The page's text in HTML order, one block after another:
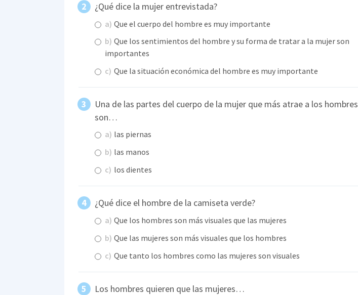
¿Qué dice la mujer entrevistada?
a) Que el cuerpo del hombre es muy importante
b) Que los sentimientos del hombre y su forma de tratar a la mujer son
importantes
c) Que la situación económica del hombre es muy importante
Una de las partes del cuerpo de la mujer que más atrae a los hombres
son…
a) las piernas
b) las manos
c) los dientes
¿Qué dice el hombre de la camiseta verde?
a) Que los hombres son más visuales que las mujeres
b) Que las mujeres son más visuales que los hombres
c) Que tanto los hombres como las mujeres son visuales
Los hombres quieren que las mujeres…